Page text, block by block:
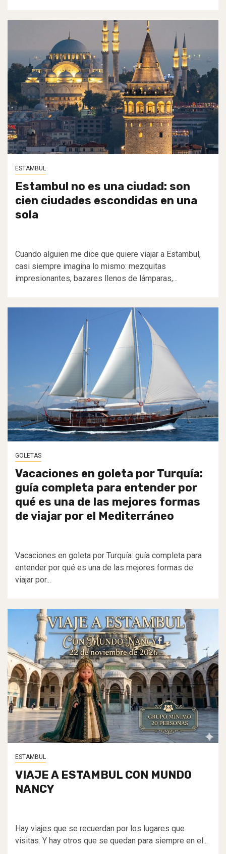
ESTAMBUL
Estambul no es una ciudad: son
cien ciudades escondidas en una
sola
Cuando alguien me dice que quiere viajar a Estambul,
casi siempre imagina lo mismo: mezquitas
impresionantes, bazares llenos de lámparas,...
GOLETAS
Vacaciones en goleta por Turquía:
guía completa para entender por
qué es una de las mejores formas
de viajar por el Mediterráneo
Vacaciones en goleta por Turquía: guía completa para
entender por qué es una de las mejores formas de
viajar por...
ESTAMBUL
VIAJE A ESTAMBUL CON MUNDO
NANCY
Hay viajes que se recuerdan por los lugares que
visitas. Y hay otros que se quedan para siempre en el...